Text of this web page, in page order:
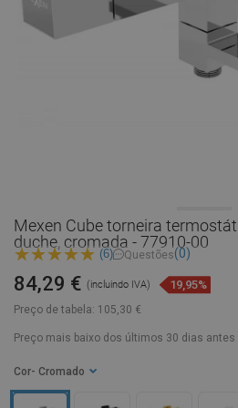
Mexen Cube torneira
duche, cromada - 77910-00
(6) Questões(0)
Preço de tabela: 105,30 €
84,29 € (incluindo IVA) 19,95%
Preço mais baixo dos últimos 30 dias antes
Cor - Cromado